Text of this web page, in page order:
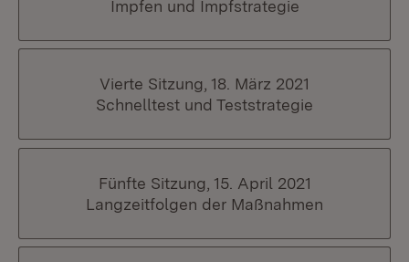
Impfen und Impfstrategie
Vierte Sitzung, 18. März 2021
Schnelltest und Teststrategie
Fünfte Sitzung, 15. April 2021
Langzeitfolgen der Maßnahmen